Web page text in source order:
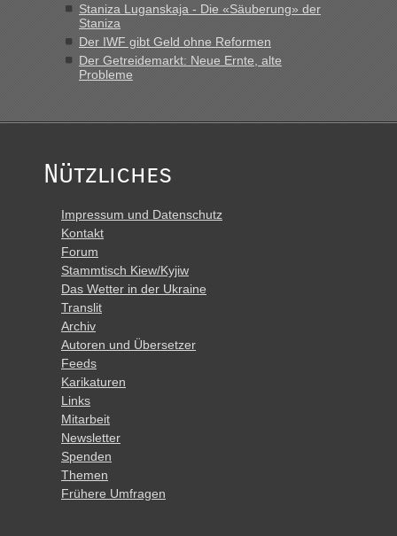
Staniza Luganskaja - Die «Säuberung» der
Staniza
Der IWF gibt Geld ohne Reformen
Der Getreidemarkt: Neue Ernte, alte
Probleme
Nützliches
Impressum und Datenschutz
Kontakt
Forum
Stammtisch Kiew/Kyjiw
Das Wetter in der Ukraine
Translit
Archiv
Autoren und Übersetzer
Feeds
Karikaturen
Links
Mitarbeit
Newsletter
Spenden
Themen
Frühere Umfragen